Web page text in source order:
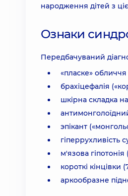
народження дітей з
Ознаки
Передбачуваний
«пласке» обличчя
брахіцефалія
шкірна складка
эпікант
гіперрухливість
м'язова гіпотонія
короткі кінцівки
аркообразне